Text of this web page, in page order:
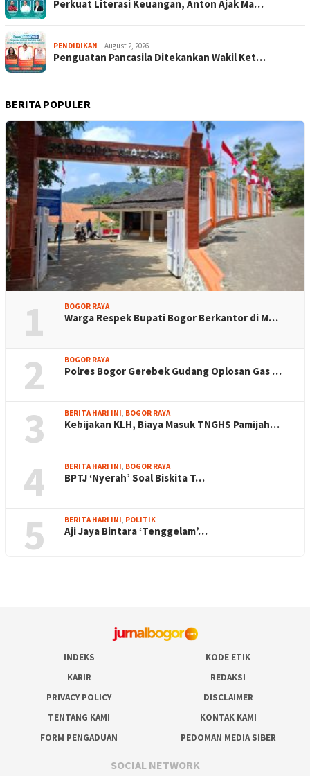
Perkuat Literasi Keuangan, Anton Ajak Ma…
PENDIDIKAN August 2, 2026
Penguatan Pancasila Ditekankan Wakil Ket…
BERITA POPULER
1 BOGOR RAYA
Warga Respek Bupati Bogor Berkantor di M…
2 BOGOR RAYA
Polres Bogor Gerebek Gudang Oplosan Gas …
3 BERITA HARI INI, BOGOR RAYA
Kebijakan KLH, Biaya Masuk TNGHS Pamijah…
4 BERITA HARI INI, BOGOR RAYA
BPTJ ‘Nyerah’ Soal Biskita T…
5 BERITA HARI INI, POLITIK
Aji Jaya Bintara ‘Tenggelam’…
INDEKS
KODE ETIK
KARIR
REDAKSI
PRIVACY POLICY
DISCLAIMER
TENTANG KAMI
KONTAK KAMI
FORM PENGADUAN
PEDOMAN MEDIA SIBER
SOCIAL NETWORK